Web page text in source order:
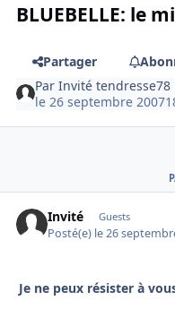
BLUEBELLE: le
Partager
ParInvité tendresse78
le 26 septembre 2007
Invité Guests
Posté(e) le 26
Je ne peux résister à